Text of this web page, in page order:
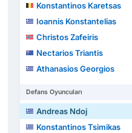
Konstantinos Karetsas
Ioannis Konstantelias
Christos Zafeiris
Nectarios Triantis
Athanasios Georgios
Defans Oyuncuları
Andreas Ndoj
Konstantinos Tsimikas